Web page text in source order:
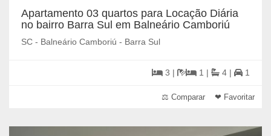
Apartamento 03 quartos para Locação Diária
no bairro Barra Sul em Balneário Camboriú
SC - Balneário Camboriú - Barra Sul
3 | 1 | 4 | 1
⚖ Comparar ❤ Favoritar